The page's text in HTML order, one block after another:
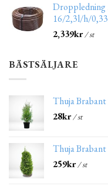
Droppledning
16/2,3l/h/
2,339kr/ st
BÄSTSÄLJARE
Thuja
28kr/ st
Thuja
259kr/ st